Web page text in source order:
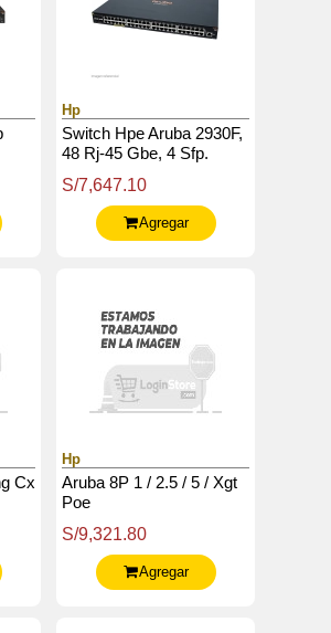
Hp
Switch Hpe Aruba 2930F,
48 Rj-45 Gbe, 4 Sfp.
S/7,647.10
Agregar
Cx
Hp
Aruba 8P 1 / 2.5 / 5 / Xgt
Poe
S/9,321.80
Agregar